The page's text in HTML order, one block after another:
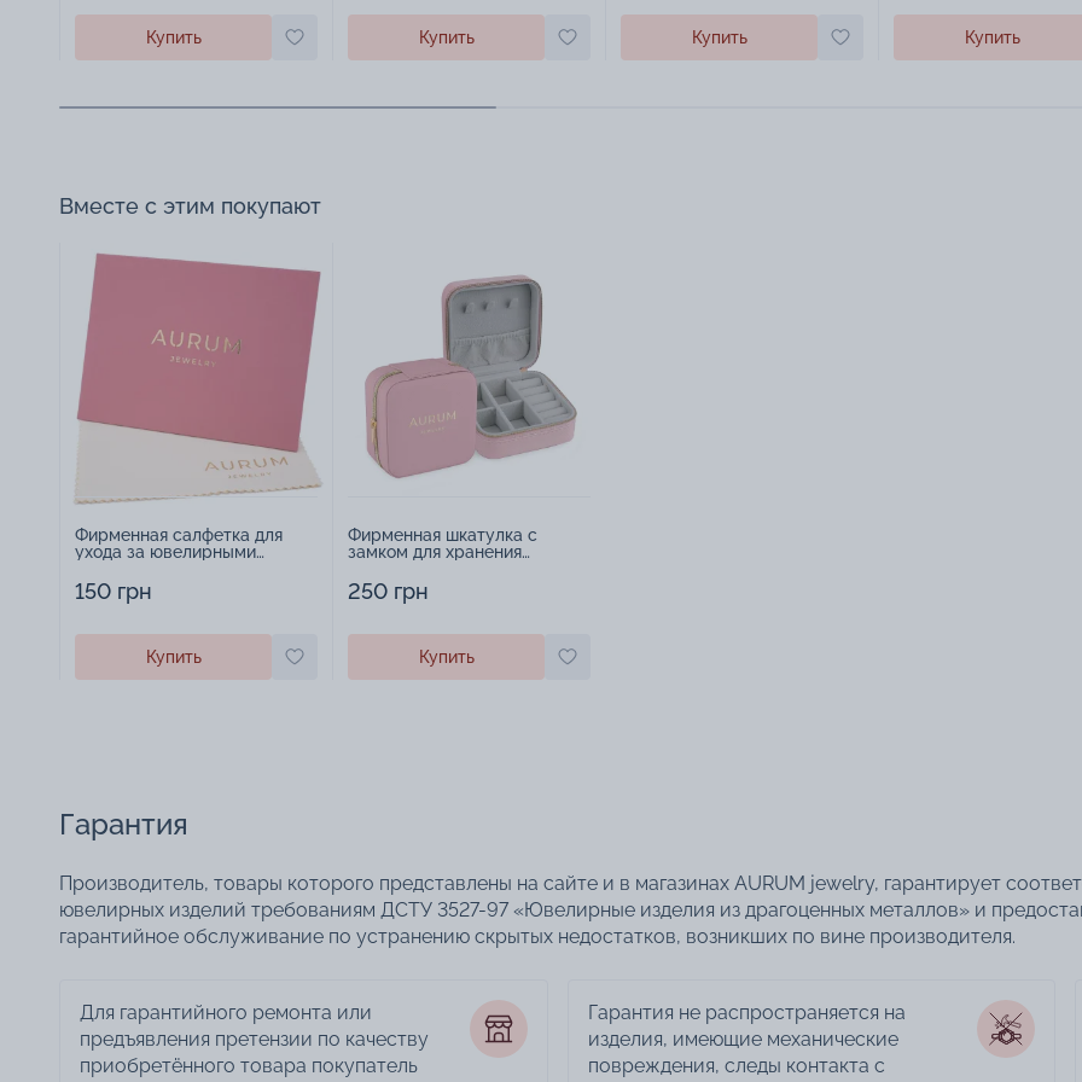
Купить Купить Купить Купить
Вместе с этим покупают
Фирменная салфетка для
ухода за ювелирными
150 грн
Купить
Фирменная шкатулка с
замком для хранения
250 грн
Купить
Гарантия
Производитель, товары которого представлены на сайте и в магазинах AURUM jewelry, гарантирует
ювелирных изделий требованиям ДСТУ 3527-97 «Ювелирные изделия из драгоценных металлов» и
гарантийное обслуживание по устранению скрытых недостатков, возникших по вине производителя.
Для гарантийного ремонта или
предъявления претензии по качеству
приобретённого товара покупатель
Гарантия не распространяется на
изделия, имеющие механические
повреждения, следы контакта с